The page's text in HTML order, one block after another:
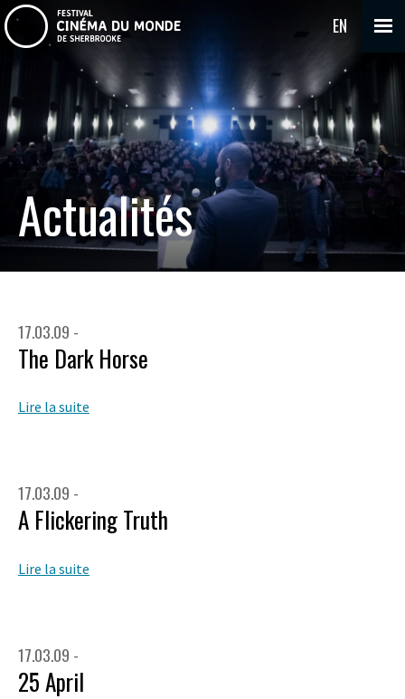
EN
Actualités
17.03.09 -
The Dark Horse
Lire la suite
17.03.09 -
A Flickering Truth
Lire la suite
17.03.09 -
25 April